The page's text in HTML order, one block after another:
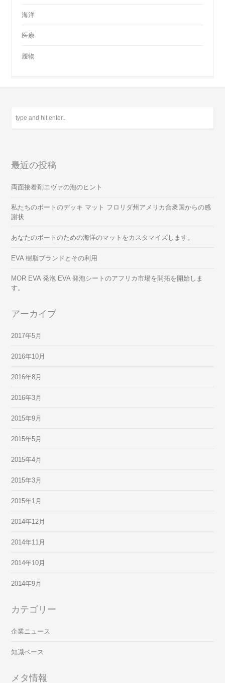
海洋
医療
履物
最近の投稿
両面接着剤エヴァの泡のヒント
私たちのボートのデッキ マット フロリダ州アメリカ合衆国からの感
謝状
あなたのボートのための海洋のマットをカスタマイズします。
EVA 樹脂ブランドとその利用
MOR EVA 発泡 EVA 発泡シートのアフリカ市場を開拓を開始しま
す。
アーカイブ
2017年5月
2016年10月
2016年8月
2016年3月
2015年9月
2015年5月
2015年4月
2015年3月
2015年1月
2014年12月
2014年11月
2014年10月
2014年9月
カテゴリー
企業ニュース
知識ベース
メタ情報